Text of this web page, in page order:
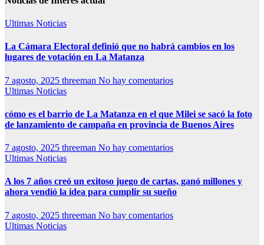
Ultimas Noticias
La Cámara Electoral definió que no habrá cambios en los
lugares de votación en La Matanza
7 agosto, 2025 threeman No hay comentarios
Ultimas Noticias
cómo es el barrio de La Matanza en el que Milei se sacó la foto
de lanzamiento de campaña en provincia de Buenos Aires
7 agosto, 2025 threeman No hay comentarios
Ultimas Noticias
A los 7 años creó un exitoso juego de cartas, ganó millones y
ahora vendió la idea para cumplir su sueño
7 agosto, 2025 threeman No hay comentarios
Ultimas Noticias